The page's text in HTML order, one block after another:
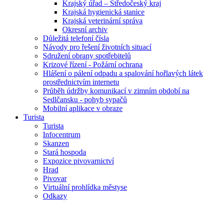
Krajský úřad – Středočeský kraj
Krajská hygienická stanice
Krajská veterinární správa
Okresní archiv
Důležitá telefoní čísla
Návody pro řešení životních situací
Sdružení obrany spotřebitelů
Krizové řízení - Požární ochrana
Hlášení o pálení odpadu a spalování hořlavých látek
prostřednictvím internetu
Průběh údržby komunikací v zimním období na
Sedlčansku - pohyb sypačů
Mobilní aplikace v obraze
Turista
Turista
Infocentrum
Skanzen
Stará hospoda
Expozice pivovarnictví
Hrad
Pivovar
Virtuální prohlídka městyse
Odkazy